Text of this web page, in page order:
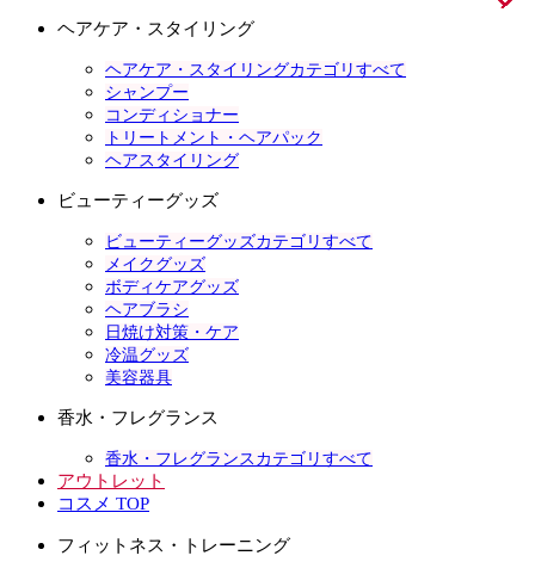
ヘアケア・スタイリング
ヘアケア・スタイリングカテゴリすべて
シャンプー
コンディショナー
トリートメント・ヘアパック
ヘアスタイリング
ビューティーグッズ
ビューティーグッズカテゴリすべて
メイクグッズ
ボディケアグッズ
ヘアブラシ
日焼け対策・ケア
冷温グッズ
美容器具
香水・フレグランス
香水・フレグランスカテゴリすべて
アウトレット
コスメ TOP
フィットネス・トレーニング